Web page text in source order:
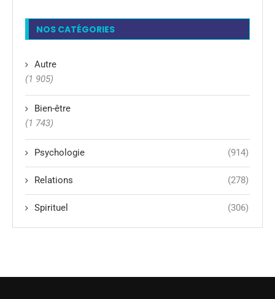
NOS CATÉGORIES
Autre
(1 905)
Bien-être
(1 743)
Psychologie (914)
Relations (278)
Spirituel (306)